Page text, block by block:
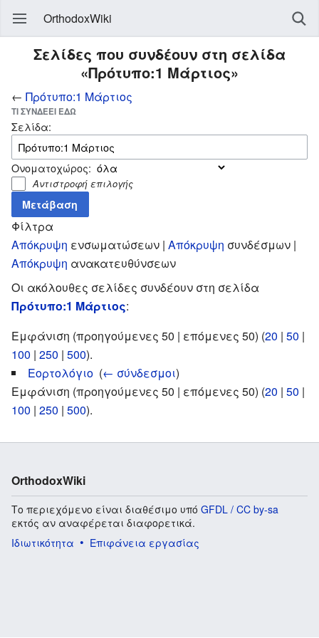
OrthodoxWiki
Σελίδες που συνδέουν στη σελίδα
«Πρότυπο:1 Μάρτιος»
← Πρότυπο:1 Μάρτιος
ΤΙ ΣΥΝΔΈΕΙ ΕΔΏ
Σελίδα:
Ονοματοχώρος:
Αντιστροφή επιλογής
Φίλτρα
Απόκρυψη ενσωματώσεων | Απόκρυψη συνδέσμων |
Απόκρυψη ανακατευθύνσεων
Οι ακόλουθες σελίδες συνδέουν στη σελίδα
Πρότυπο:1 Μάρτιος:
Εμφάνιση (προηγούμενες 50 | επόμενες 50) (20 | 50 |
100 | 250 | 500).
Εορτολόγιο (← σύνδεσμοι)
Εμφάνιση (προηγούμενες 50 | επόμενες 50) (20 | 50 |
100 | 250 | 500).
OrthodoxWiki
Το περιεχόμενο είναι διαθέσιμο υπό GFDL / CC by-sa
εκτός αν αναφέρεται διαφορετικά.
Ιδιωτικότητα
Επιφάνεια εργασίας